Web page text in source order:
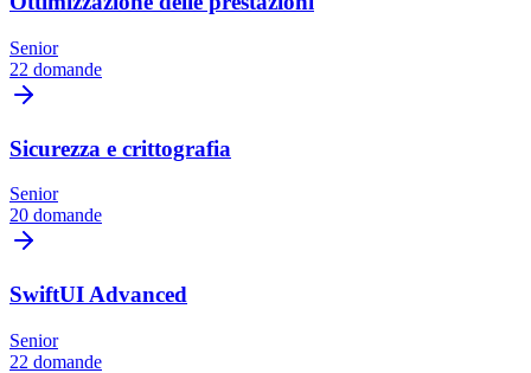
Senior
22 domande
Sicurezza e crittografia
Senior
20 domande
SwiftUI Advanced
Senior
22 domande